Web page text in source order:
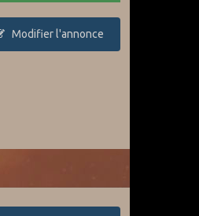
Modifier l'annonce